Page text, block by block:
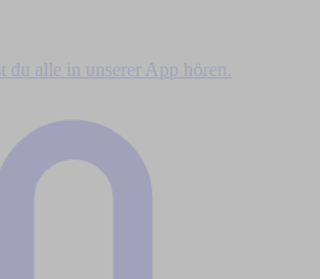
du alle in unserer App hören.